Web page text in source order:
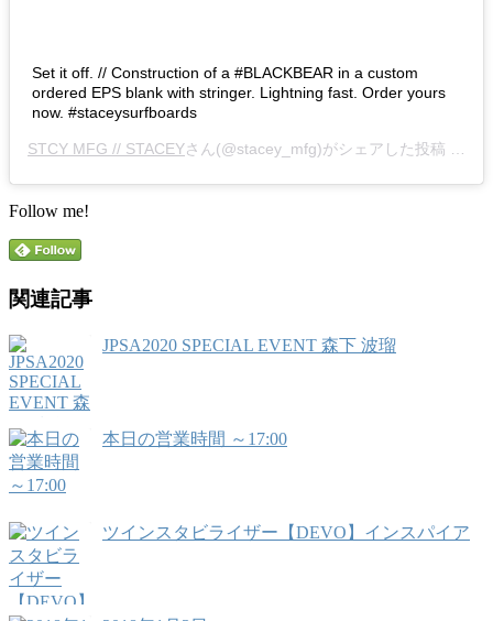
Set it off. // Construction of a #BLACKBEAR in a custom
ordered EPS blank with stringer. Lightning fast. Order yours
now. #staceysurfboards
STCY MFG // STACEYさん(@stacey_mfg)がシェアした投稿 –
Follow me!
関連記事
JPSA2020 SPECIAL EVENT 森下 波瑠
本日の営業時間 ～17:00
ツインスタビライザー【DEVO】インスパイア